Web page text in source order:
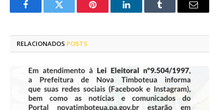
FacebookTwitter Pinterest LinkedInTumblr
E-
RELACIONADOS POSTS